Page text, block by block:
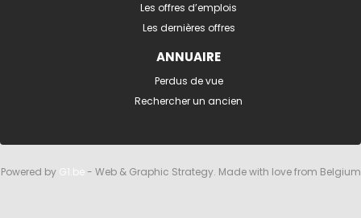
Les offres d’emplois
Les dernières offres
ANNUAIRE
Perdus de vue
Rechercher un ancien
Powered by G1.be- Web & Graphic Strategy. Made with love from Belgium